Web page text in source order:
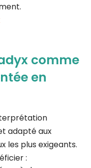
comme
en
adapté aux
les plus exigeants.
: